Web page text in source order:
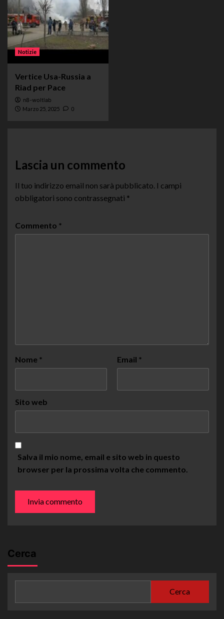
Notizie
Vertice Usa-Russia a
Riad per Pace
n8-woltlab
Marzo 25, 2025 0
Lascia un commento
Il tuo indirizzo email non sarà pubblicato. I campi
obbligatori sono contrassegnati *
Commento *
Nome * Email *
Sito web
Salva il mio nome, email e sito web in questo
browser per la prossima volta che commento.
Cerca
Cerca